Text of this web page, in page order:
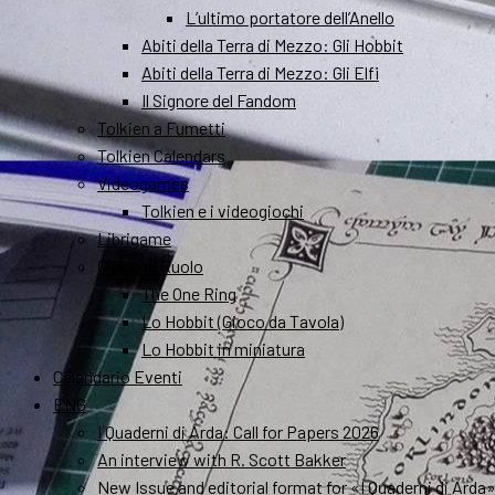
L’ultimo portatore dell’Anello
Abiti della Terra di Mezzo: Gli Hobbit
Abiti della Terra di Mezzo: Gli Elfi
Il Signore del Fandom
Tolkien a Fumetti
Tolkien Calendars
Videogames
Tolkien e i videogiochi
Librigame
Gioco di Ruolo
The One Ring
Lo Hobbit (Gioco da Tavola)
Lo Hobbit in miniatura
Calendario Eventi
ENG
I Quaderni di Arda: Call for Papers 2026
An interview with R. Scott Bakker
New Issue and editorial format for «I Quaderni di Arda»